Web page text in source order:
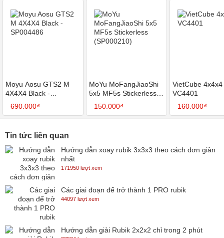
Moyu Aosu GTS2 M
4X4X4 Black -
SP004486
690.000₫
MoYu MoFangJiaoShi
5x5 MF5s Stickerless
(SP000210)
150.000₫
VietCube 4x4x4
VC4401
160.000₫
Tin tức liên quan
Hướng dẫn xoay rubik 3x3x3 theo cách đơn giản
nhất
171950 lượt xem
Các giai đoạn để trở thành 1 PRO rubik
44097 lượt xem
Hướng dẫn giải Rubik 2x2x2 chỉ trong 2 phút